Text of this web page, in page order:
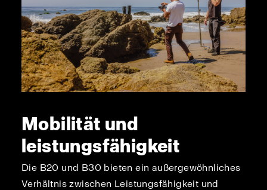
Mobilität und
leistungsfähigkeit
Die B20 und B30 bieten ein außergewöhnliches
Verhältnis zwischen Leistungsfähigkeit und